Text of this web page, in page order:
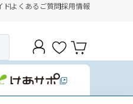
ドよくあるご質問採用情報